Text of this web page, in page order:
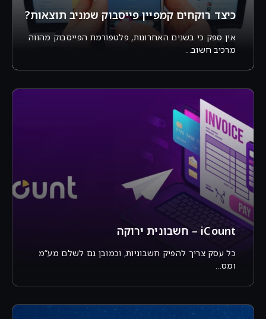
כיצד רוקחים קמפיין פייסבוק שמניב תוצאות?
אין ספק כי בשנים האחרונות, פלטפורמת הפייסבוק מהווה
מרכיב חשוב...
iCount – חשבונית ירוקה
כל עסק צריך להפיק חשבוניות, וכמובן גם לשלם מע“מ
ומס...